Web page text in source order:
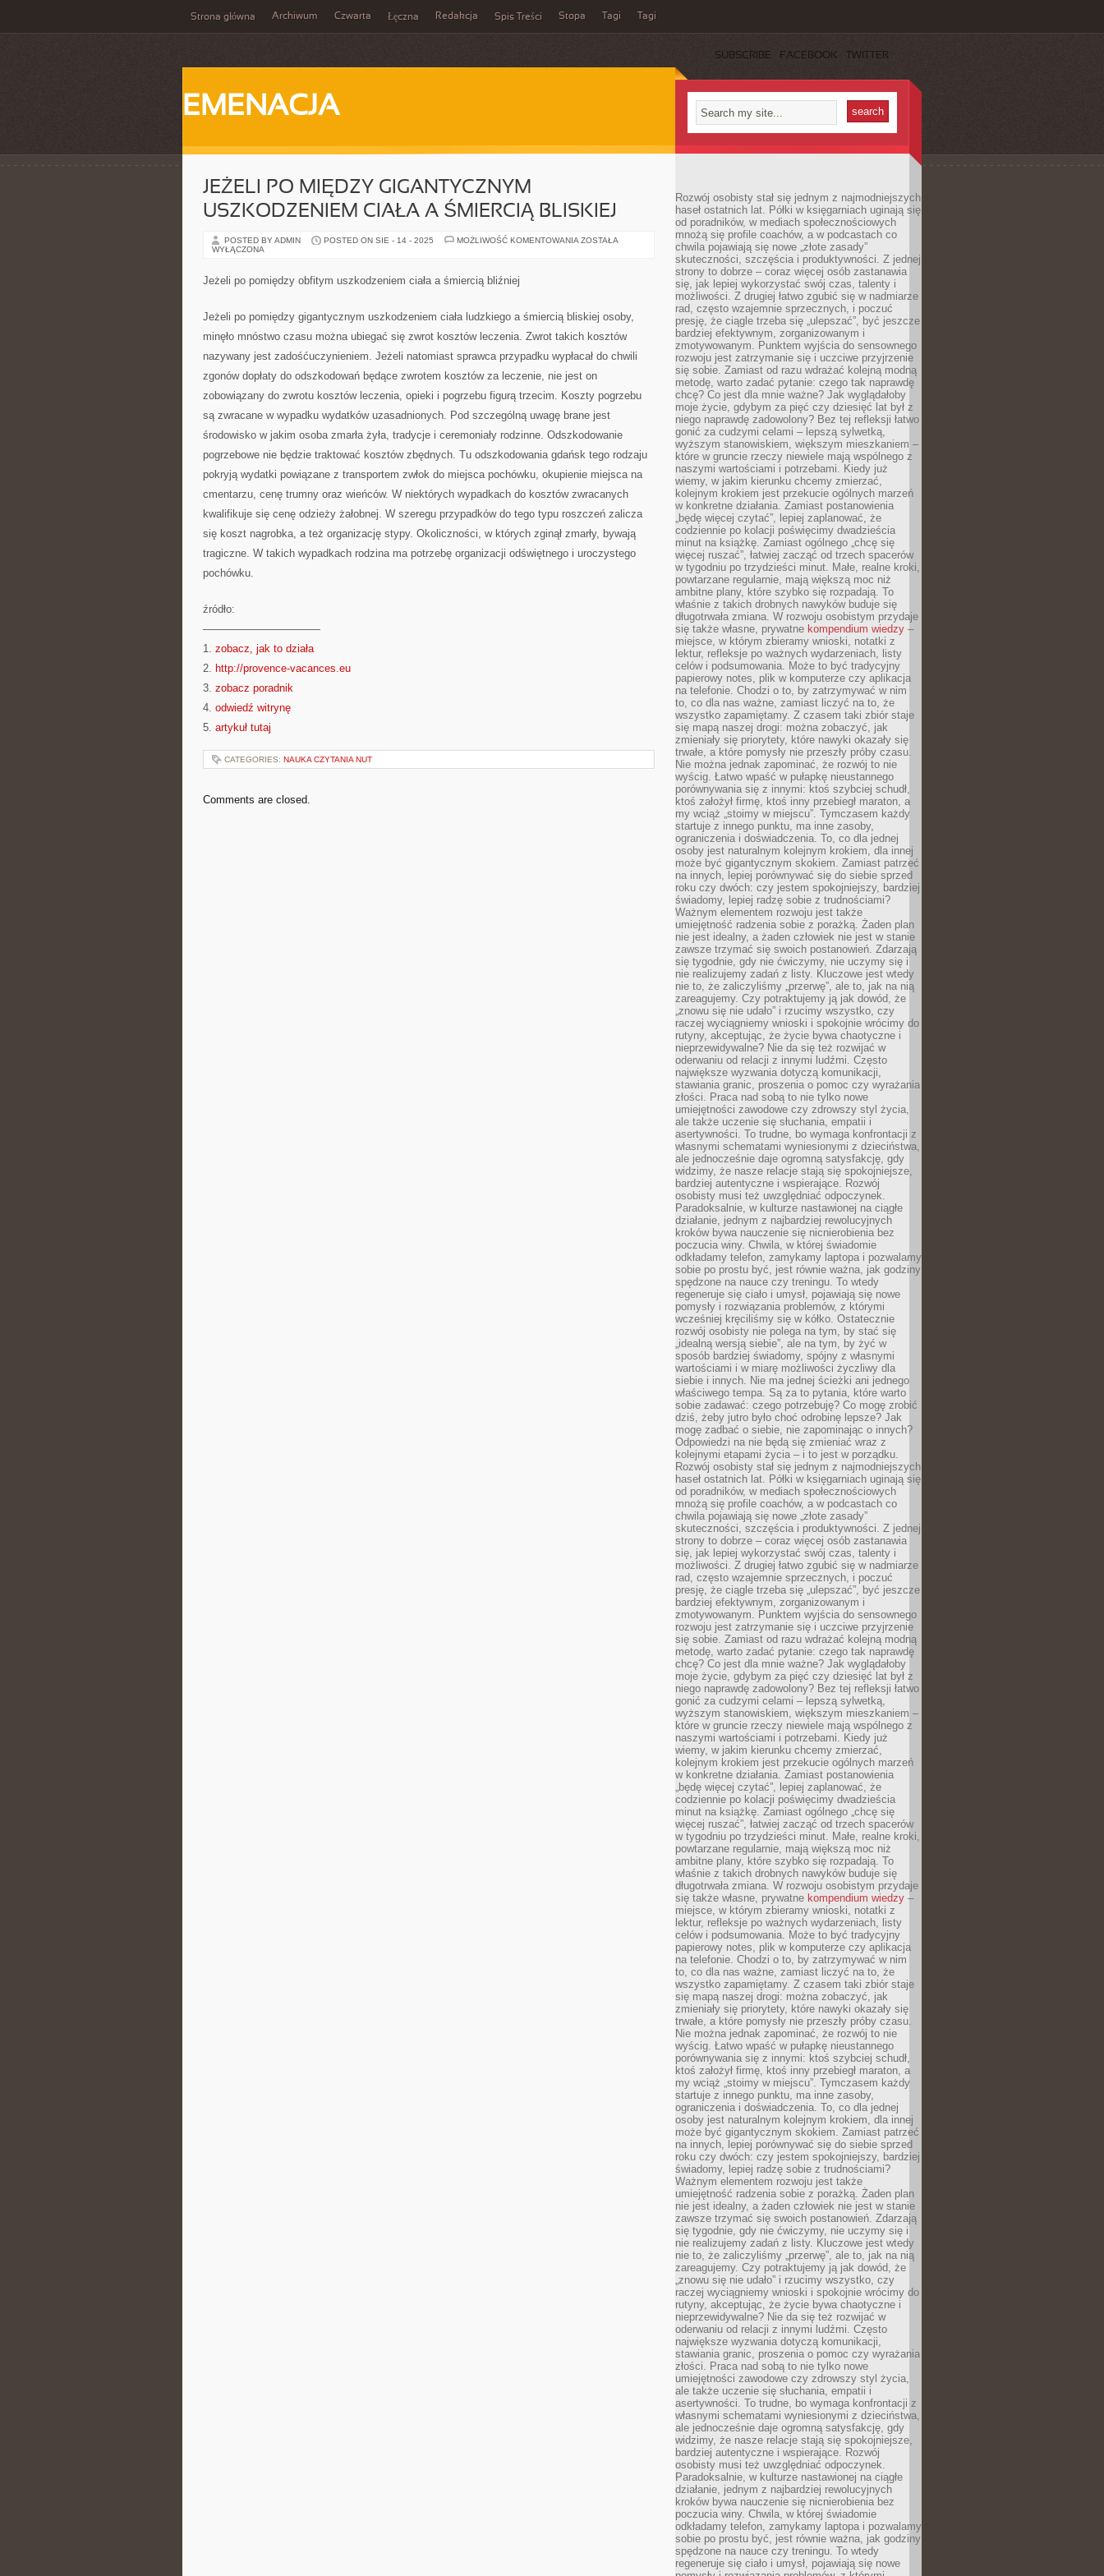
Strona główna Archiwum Czwarta Łęczna Redakcja Spis Treści Stopa Tagi Tagi
SUBSCRIBE FACEBOOK TWITTER
EMENACJA
JEŻELI PO MIĘDZY GIGANTYCZNYM
USZKODZENIEM CIAŁA A ŚMIERCIĄ BLISKIEJ
POSTED BY ADMIN POSTED ON SIE - 14 - 2025 MOŻLIWOŚĆ KOMENTOWANIA JEŻELI
BLISKIEJ
ZOSTAŁA
WYŁĄCZONA
Jeżeli po pomiędzy obfitym uszkodzeniem ciała a śmiercią bliźniej
Jeżeli po pomiędzy gigantycznym uszkodzeniem ciała ludzkiego a śmiercią bliskiej osoby,
minęło mnóstwo czasu można ubiegać się zwrot kosztów leczenia. Zwrot takich kosztów
nazywany jest zadośćuczynieniem. Jeżeli natomiast sprawca przypadku wypłacał do chwili
zgonów dopłaty do odszkodowań będące zwrotem kosztów za leczenie, nie jest on
zobowiązany do zwrotu kosztów leczenia, opieki i pogrzebu figurą trzecim. Koszty pogrzebu
są zwracane w wypadku wydatków uzasadnionych. Pod szczególną uwagę brane jest
środowisko w jakim osoba zmarła żyła, tradycje i ceremoniały rodzinne. Odszkodowanie
pogrzebowe nie będzie traktować kosztów zbędnych. Tu odszkodowania gdańsk tego rodzaju
pokryją wydatki powiązane z transportem zwłok do miejsca pochówku, okupienie miejsca na
cmentarzu, cenę trumny oraz wieńców. W niektórych wypadkach do kosztów zwracanych
kwalifikuje się cenę odzieży żałobnej. W szeregu przypadków do tego typu roszczeń zalicza
się koszt nagrobka, a też organizację stypy. Okoliczności, w których zginął zmarły, bywają
tragiczne. W takich wypadkach rodzina ma potrzebę organizacji odświętnego i uroczystego
pochówku.
źródło:
———————————
1. zobacz, jak to działa
2. http://provence-vacances.eu
3. zobacz poradnik
4. odwiedź witrynę
5. artykuł tutaj
CATEGORIES: NAUKA CZYTANIA NUT
Comments are closed.
Rozwój osobisty stał się jednym z najmodniejszych
haseł ostatnich lat. Półki w księgarniach uginają się
od poradników, w mediach społecznościowych
mnożą się profile coachów, a w podcastach co
chwila pojawiają się nowe „złote zasady”
skuteczności, szczęścia i produktywności. Z jednej
strony to dobrze – coraz więcej osób zastanawia
się, jak lepiej wykorzystać swój czas, talenty i
możliwości. Z drugiej łatwo zgubić się w nadmiarze
rad, często wzajemnie sprzecznych, i poczuć
presję, że ciągle trzeba się „ulepszać”, być jeszcze
bardziej efektywnym, zorganizowanym i
zmotywowanym. Punktem wyjścia do sensownego
rozwoju jest zatrzymanie się i uczciwe przyjrzenie
się sobie. Zamiast od razu wdrażać kolejną modną
metodę, warto zadać pytanie: czego tak naprawdę
chcę? Co jest dla mnie ważne? Jak wyglądałoby
moje życie, gdybym za pięć czy dziesięć lat był z
niego naprawdę zadowolony? Bez tej refleksji łatwo
gonić za cudzymi celami – lepszą sylwetką,
wyższym stanowiskiem, większym mieszkaniem –
które w gruncie rzeczy niewiele mają wspólnego z
naszymi wartościami i potrzebami. Kiedy już
wiemy, w jakim kierunku chcemy zmierzać,
kolejnym krokiem jest przekucie ogólnych marzeń
w konkretne działania. Zamiast postanowienia
„będę więcej czytać”, lepiej zaplanować, że
codziennie po kolacji poświęcimy dwadzieścia
minut na książkę. Zamiast ogólnego „chcę się
więcej ruszać”, łatwiej zacząć od trzech spacerów
w tygodniu po trzydzieści minut. Małe, realne kroki,
powtarzane regularnie, mają większą moc niż
ambitne plany, które szybko się rozpadają. To
właśnie z takich drobnych nawyków buduje się
długotrwała zmiana. W rozwoju osobistym przydaje
się także własne, prywatne kompendium wiedzy –
miejsce, w którym zbieramy wnioski, notatki z
lektur, refleksje po ważnych wydarzeniach, listy
celów i podsumowania. Może to być tradycyjny
papierowy notes, plik w komputerze czy aplikacja
na telefonie. Chodzi o to, by zatrzymywać w nim
to, co dla nas ważne, zamiast liczyć na to, że
wszystko zapamiętamy. Z czasem taki zbiór staje
się mapą naszej drogi: można zobaczyć, jak
zmieniały się priorytety, które nawyki okazały się
trwałe, a które pomysły nie przeszły próby czasu.
Nie można jednak zapominać, że rozwój to nie
wyścig. Łatwo wpaść w pułapkę nieustannego
porównywania się z innymi: ktoś szybciej schudł,
ktoś założył firmę, ktoś inny przebiegł maraton, a
my wciąż „stoimy w miejscu”. Tymczasem każdy
startuje z innego punktu, ma inne zasoby,
ograniczenia i doświadczenia. To, co dla jednej
osoby jest naturalnym kolejnym krokiem, dla innej
może być gigantycznym skokiem. Zamiast patrzeć
na innych, lepiej porównywać się do siebie sprzed
roku czy dwóch: czy jestem spokojniejszy, bardziej
świadomy, lepiej radzę sobie z trudnościami?
Ważnym elementem rozwoju jest także
umiejętność radzenia sobie z porażką. Żaden plan
nie jest idealny, a żaden człowiek nie jest w stanie
zawsze trzymać się swoich postanowień. Zdarzają
się tygodnie, gdy nie ćwiczymy, nie uczymy się i
nie realizujemy zadań z listy. Kluczowe jest wtedy
nie to, że zaliczyliśmy „przerwę”, ale to, jak na nią
zareagujemy. Czy potraktujemy ją jak dowód, że
„znowu się nie udało” i rzucimy wszystko, czy
raczej wyciągniemy wnioski i spokojnie wrócimy do
rutyny, akceptując, że życie bywa chaotyczne i
nieprzewidywalne? Nie da się też rozwijać w
oderwaniu od relacji z innymi ludźmi. Często
największe wyzwania dotyczą komunikacji,
stawiania granic, proszenia o pomoc czy wyrażania
złości. Praca nad sobą to nie tylko nowe
umiejętności zawodowe czy zdrowszy styl życia,
ale także uczenie się słuchania, empatii i
asertywności. To trudne, bo wymaga konfrontacji z
własnymi schematami wyniesionymi z dzieciństwa,
ale jednocześnie daje ogromną satysfakcję, gdy
widzimy, że nasze relacje stają się spokojniejsze,
bardziej autentyczne i wspierające. Rozwój
osobisty musi też uwzględniać odpoczynek.
Paradoksalnie, w kulturze nastawionej na ciągłe
działanie, jednym z najbardziej rewolucyjnych
kroków bywa nauczenie się nicnierobienia bez
poczucia winy. Chwila, w której świadomie
odkładamy telefon, zamykamy laptopa i pozwalamy
sobie po prostu być, jest równie ważna, jak godziny
spędzone na nauce czy treningu. To wtedy
regeneruje się ciało i umysł, pojawiają się nowe
pomysły i rozwiązania problemów, z którymi
wcześniej kręciliśmy się w kółko. Ostatecznie
rozwój osobisty nie polega na tym, by stać się
„idealną wersją siebie”, ale na tym, by żyć w
sposób bardziej świadomy, spójny z własnymi
wartościami i w miarę możliwości życzliwy dla
siebie i innych. Nie ma jednej ścieżki ani jednego
właściwego tempa. Są za to pytania, które warto
sobie zadawać: czego potrzebuję? Co mogę zrobić
dziś, żeby jutro było choć odrobinę lepsze? Jak
mogę zadbać o siebie, nie zapominając o innych?
Odpowiedzi na nie będą się zmieniać wraz z
kolejnymi etapami życia – i to jest w porządku.
Rozwój osobisty stał się jednym z najmodniejszych
haseł ostatnich lat. Półki w księgarniach uginają się
od poradników, w mediach społecznościowych
mnożą się profile coachów, a w podcastach co
chwila pojawiają się nowe „złote zasady”
skuteczności, szczęścia i produktywności. Z jednej
strony to dobrze – coraz więcej osób zastanawia
się, jak lepiej wykorzystać swój czas, talenty i
możliwości. Z drugiej łatwo zgubić się w nadmiarze
rad, często wzajemnie sprzecznych, i poczuć
presję, że ciągle trzeba się „ulepszać”, być jeszcze
bardziej efektywnym, zorganizowanym i
zmotywowanym. Punktem wyjścia do sensownego
rozwoju jest zatrzymanie się i uczciwe przyjrzenie
się sobie. Zamiast od razu wdrażać kolejną modną
metodę, warto zadać pytanie: czego tak naprawdę
chcę? Co jest dla mnie ważne? Jak wyglądałoby
moje życie, gdybym za pięć czy dziesięć lat był z
niego naprawdę zadowolony? Bez tej refleksji łatwo
gonić za cudzymi celami – lepszą sylwetką,
wyższym stanowiskiem, większym mieszkaniem –
które w gruncie rzeczy niewiele mają wspólnego z
naszymi wartościami i potrzebami. Kiedy już
wiemy, w jakim kierunku chcemy zmierzać,
kolejnym krokiem jest przekucie ogólnych marzeń
w konkretne działania. Zamiast postanowienia
„będę więcej czytać”, lepiej zaplanować, że
codziennie po kolacji poświęcimy dwadzieścia
minut na książkę. Zamiast ogólnego „chcę się
więcej ruszać”, łatwiej zacząć od trzech spacerów
w tygodniu po trzydzieści minut. Małe, realne kroki,
powtarzane regularnie, mają większą moc niż
ambitne plany, które szybko się rozpadają. To
właśnie z takich drobnych nawyków buduje się
długotrwała zmiana. W rozwoju osobistym przydaje
się także własne, prywatne kompendium wiedzy –
miejsce, w którym zbieramy wnioski, notatki z
lektur, refleksje po ważnych wydarzeniach, listy
celów i podsumowania. Może to być tradycyjny
papierowy notes, plik w komputerze czy aplikacja
na telefonie. Chodzi o to, by zatrzymywać w nim
to, co dla nas ważne, zamiast liczyć na to, że
wszystko zapamiętamy. Z czasem taki zbiór staje
się mapą naszej drogi: można zobaczyć, jak
zmieniały się priorytety, które nawyki okazały się
trwałe, a które pomysły nie przeszły próby czasu.
Nie można jednak zapominać, że rozwój to nie
wyścig. Łatwo wpaść w pułapkę nieustannego
porównywania się z innymi: ktoś szybciej schudł,
ktoś założył firmę, ktoś inny przebiegł maraton, a
my wciąż „stoimy w miejscu”. Tymczasem każdy
startuje z innego punktu, ma inne zasoby,
ograniczenia i doświadczenia. To, co dla jednej
osoby jest naturalnym kolejnym krokiem, dla innej
może być gigantycznym skokiem. Zamiast patrzeć
na innych, lepiej porównywać się do siebie sprzed
roku czy dwóch: czy jestem spokojniejszy, bardziej
świadomy, lepiej radzę sobie z trudnościami?
Ważnym elementem rozwoju jest także
umiejętność radzenia sobie z porażką. Żaden plan
nie jest idealny, a żaden człowiek nie jest w stanie
zawsze trzymać się swoich postanowień. Zdarzają
się tygodnie, gdy nie ćwiczymy, nie uczymy się i
nie realizujemy zadań z listy. Kluczowe jest wtedy
nie to, że zaliczyliśmy „przerwę”, ale to, jak na nią
zareagujemy. Czy potraktujemy ją jak dowód, że
„znowu się nie udało” i rzucimy wszystko, czy
raczej wyciągniemy wnioski i spokojnie wrócimy do
rutyny, akceptując, że życie bywa chaotyczne i
nieprzewidywalne? Nie da się też rozwijać w
oderwaniu od relacji z innymi ludźmi. Często
największe wyzwania dotyczą komunikacji,
stawiania granic, proszenia o pomoc czy wyrażania
złości. Praca nad sobą to nie tylko nowe
umiejętności zawodowe czy zdrowszy styl życia,
ale także uczenie się słuchania, empatii i
asertywności. To trudne, bo wymaga konfrontacji z
własnymi schematami wyniesionymi z dzieciństwa,
ale jednocześnie daje ogromną satysfakcję, gdy
widzimy, że nasze relacje stają się spokojniejsze,
bardziej autentyczne i wspierające. Rozwój
osobisty musi też uwzględniać odpoczynek.
Paradoksalnie, w kulturze nastawionej na ciągłe
działanie, jednym z najbardziej rewolucyjnych
kroków bywa nauczenie się nicnierobienia bez
poczucia winy. Chwila, w której świadomie
odkładamy telefon, zamykamy laptopa i pozwalamy
sobie po prostu być, jest równie ważna, jak godziny
spędzone na nauce czy treningu. To wtedy
regeneruje się ciało i umysł, pojawiają się nowe